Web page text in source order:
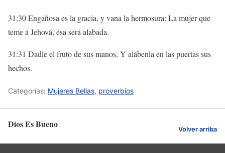
31:30 Engañosa es la gracia, y vana la hermosura: La mujer que
teme á Jehová, ésa será alabada.
31:31 Dadle el fruto de sus manos, Y alábenla en las puertas sus
hechos.
Categorías: Mujeres Bellas, proverbios
Dios Es Bueno Volver arriba